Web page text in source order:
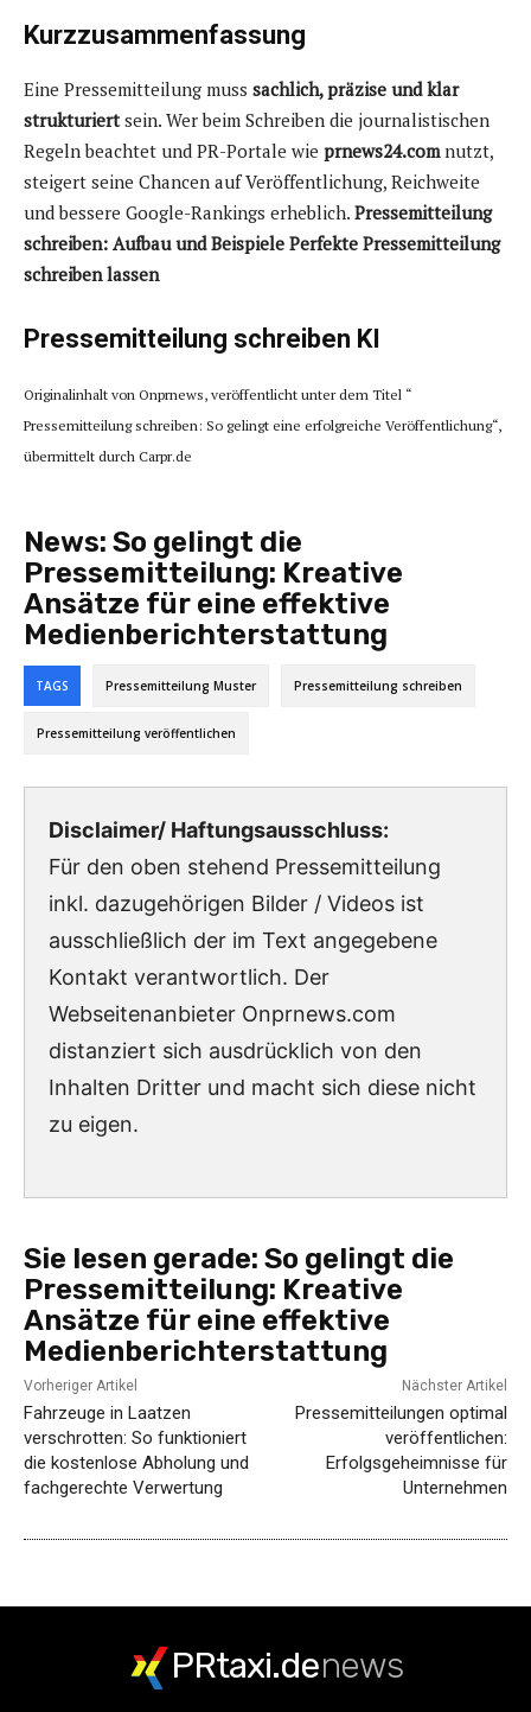
Kurzzusammenfassung
Eine Pressemitteilung muss sachlich, präzise und klar
strukturiertsein. Wer beim Schreiben die journalistischen
Regeln beachtet und PR-Portale wie prnews24.comnutzt,
steigert seine Chancen auf Veröffentlichung, Reichweite
und bessere Google-Rankings erheblich. Pressemitteilung
schreiben: Aufbau und Beispiele Perfekte Pressemitteilung
schreiben lassen
Pressemitteilung schreiben KI
Originalinhalt von Onprnews, veröffentlicht unter dem Titel “
Pressemitteilung schreiben: So gelingt eine erfolgreiche Veröffentlichung“,
übermittelt durch Carpr.de
News: So gelingt die
Pressemitteilung: Kreative
Ansätze für eine effektive
Medienberichterstattung
TAGS Pressemitteilung Muster Pressemitteilung schreiben
Pressemitteilung veröffentlichen
Disclaimer/ Haftungsausschluss:
Für den oben stehend Pressemitteilung
inkl. dazugehörigen Bilder / Videos ist
ausschließlich der im Text angegebene
Kontakt verantwortlich. Der
Webseitenanbieter Onprnews.com
distanziert sich ausdrücklich von den
Inhalten Dritter und macht sich diese nicht
zu eigen.
Sie lesen gerade: So gelingt die
Pressemitteilung: Kreative
Ansätze für eine effektive
Medienberichterstattung
Vorheriger Artikel
Fahrzeuge in Laatzen
verschrotten: So funktioniert
die kostenlose Abholung und
fachgerechte Verwertung
Nächster Artikel
Pressemitteilungen optimal
veröffentlichen:
Erfolgsgeheimnisse für
Unternehmen
PRtaxi.denews